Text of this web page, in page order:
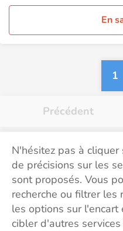
En
1
Précédent
N'hésitez pas à
de précisions sur les
sont proposés. Vous
recherche ou filtrer les
les options sur l'encart
cibler d'autres